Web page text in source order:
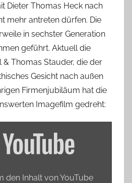
Dieter Thomas Heck nach
mehr antreten dürfen. Die
in sechster Generation
geführt. Aktuell die
& Thomas Stauder, die der
Gesicht nach außen
Firmenjubiläum hat die
Imagefilm gedreht:
den Inhalt von YouTube